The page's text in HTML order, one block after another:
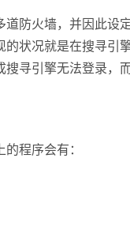
防火墙，并因此设
状况就是在搜寻引
寻引擎无法登录，
程序会有：